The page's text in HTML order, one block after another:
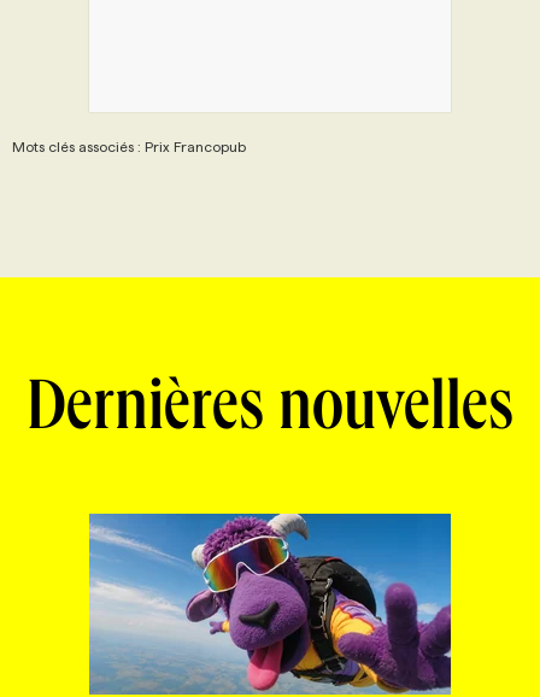
Mots clés associés : Prix Francopub
Dernières nouvelles